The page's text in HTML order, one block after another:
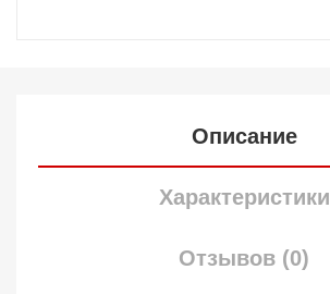
Описание
Характеристики
Отзывов (0)